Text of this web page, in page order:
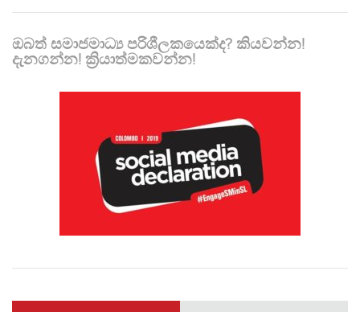
ඔබත් සමාජමාධ්‍ය පරිශීලකයෙක්ද? කියවන්න!
දැනගන්න! ක්‍රියාත්මකවන්න!